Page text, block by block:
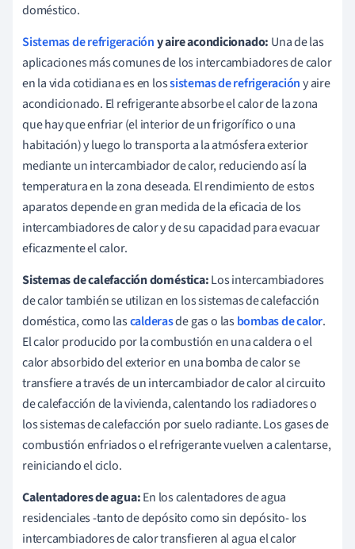
doméstico.
Sistemas de refrigeracióny aire acondicionado: Una de las
aplicaciones más comunes de los intercambiadores de calor
en la vida cotidiana es en lossistemas de refrigeracióny aire
acondicionado. El refrigerante absorbe el calor de la zona
que hay que enfriar (el interior de un frigorífico o una
habitación) y luego lo transporta a la atmósfera exterior
mediante un intercambiador de calor, reduciendo así la
temperatura en la zona deseada. El rendimiento de estos
aparatos depende en gran medida de la eficacia de los
intercambiadores de calor y de su capacidad para evacuar
eficazmente el calor.
Sistemas de calefacción doméstica:Los intercambiadores
de calor también se utilizan en los sistemas de calefacción
doméstica, como lascalderasde gas o lasbombas de calor.
El calor producido por la combustión en una caldera o el
calor absorbido del exterior en una bomba de calor se
transfiere a través de un intercambiador de calor al circuito
de calefacción de la vivienda, calentando los radiadores o
los sistemas de calefacción por suelo radiante. Los gases de
combustión enfriados o el refrigerante vuelven a calentarse,
reiniciando el ciclo.
Calentadores de agua:En los calentadores de agua
residenciales -tanto de depósito como sin depósito- los
intercambiadores de calor transfieren al agua el calor